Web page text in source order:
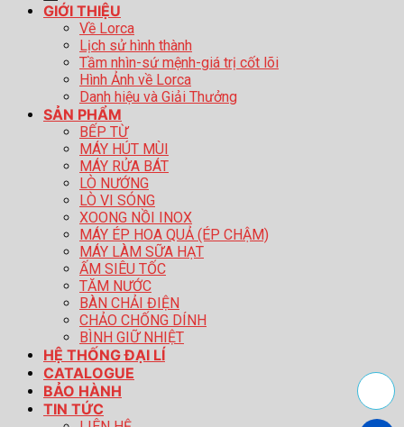
GIỚI THIỆU
Về Lorca
Lịch sử hình thành
Tầm nhìn-sứ mệnh-giá trị cốt lõi
Hình Ảnh về Lorca
Danh hiệu và Giải Thưởng
SẢN PHẨM
BẾP TỪ
MÁY HÚT MÙI
MÁY RỬA BÁT
LÒ NƯỚNG
LÒ VI SÓNG
XOONG NỒI INOX
MÁY ÉP HOA QUẢ (ÉP CHẬM)
MÁY LÀM SỮA HẠT
ẤM SIÊU TỐC
TĂM NƯỚC
BÀN CHẢI ĐIỆN
CHẢO CHỐNG DÍNH
BÌNH GIỮ NHIỆT
HỆ THỐNG ĐẠI LÍ
CATALOGUE
BẢO HÀNH
TIN TỨC